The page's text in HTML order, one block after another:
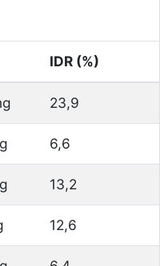
IDR (%)
23,9
6,6
13,2
12,6